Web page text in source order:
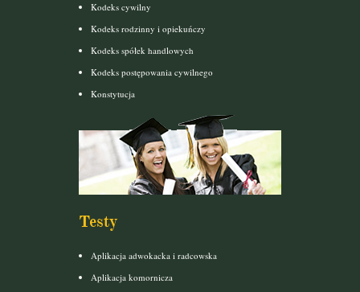
Kodeks cywilny
Kodeks rodzinny i opiekuńczy
Kodeks spółek handlowych
Kodeks postępowania cywilnego
Konstytucja
Testy
Aplikacja adwokacka i radcowska
Aplikacja komornicza